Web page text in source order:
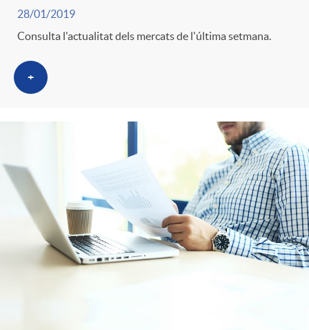
28/01/2019
Consulta l'actualitat dels mercats de l'última setmana.
+